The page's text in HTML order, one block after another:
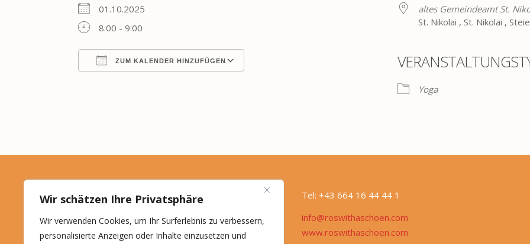
Wir schätzen Ihre Privatsphäre
Wir verwenden Cookies, um Ihr Surferlebnis zu verbessern,
personalisierte Anzeigen oder Inhalte einzusetzen und
01.10.2025
8:00 - 9:00
ZUM KALENDER HINZUFÜGEN
iCalendar
altes Gemeindeamt St.
St. Nikolai , St. Nikolai ,
Yoga
Roswitha Schön
Ein Kraftplatzl für Körper
und Seele
Tel: +43 664 16 44 44 1
info@roswithaschoen.com
www.roswithaschoen.com